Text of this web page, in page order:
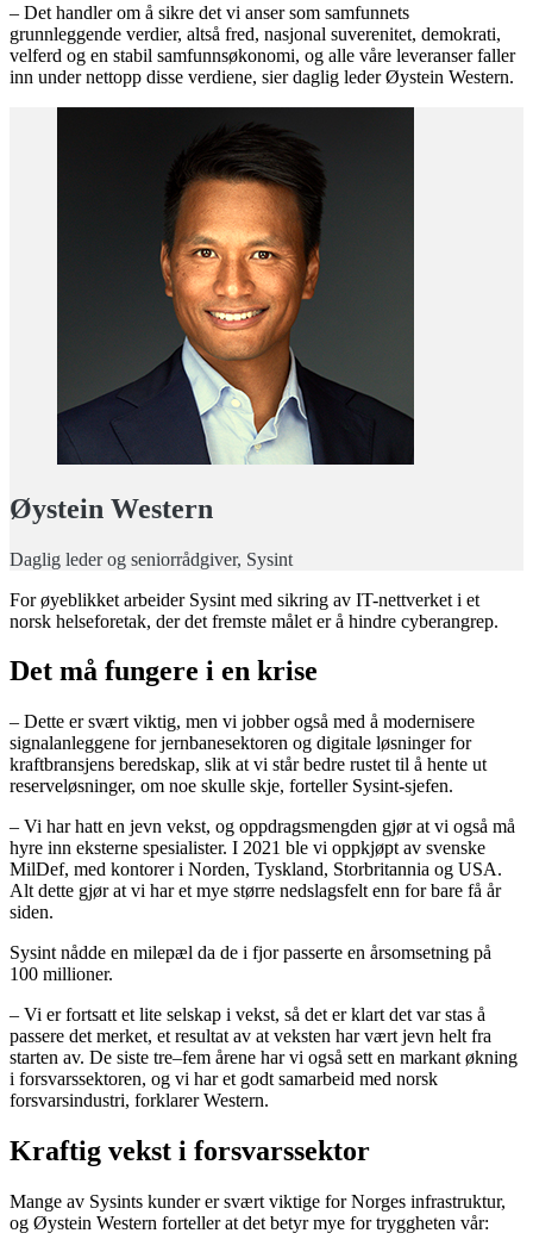
– Det handler om å sikre det vi anser som samfunnets
grunnleggende verdier, altså fred, nasjonal suverenitet, demokrati,
velferd og en stabil samfunnsøkonomi, og alle våre leveranser faller
inn under nettopp disse verdiene, sier daglig leder Øystein Western.
Øystein Western
Daglig leder og seniorrådgiver, Sysint
For øyeblikket arbeider Sysint med sikring av IT-nettverket i et
norsk helseforetak, der det fremste målet er å hindre cyberangrep.
Det må fungere i en krise
– Dette er svært viktig, men vi jobber også med å modernisere
signalanleggene for jernbanesektoren og digitale løsninger for
kraftbransjens beredskap, slik at vi står bedre rustet til å hente ut
reserveløsninger, om noe skulle skje, forteller Sysint-sjefen.
– Vi har hatt en jevn vekst, og oppdragsmengden gjør at vi også må
hyre inn eksterne spesialister. I 2021 ble vi oppkjøpt av svenske
MilDef, med kontorer i Norden, Tyskland, Storbritannia og USA.
Alt dette gjør at vi har et mye større nedslagsfelt enn for bare få år
siden.
Sysint nådde en milepæl da de i fjor passerte en årsomsetning på
100 millioner.
– Vi er fortsatt et lite selskap i vekst, så det er klart det var stas å
passere det merket, et resultat av at veksten har vært jevn helt fra
starten av. De siste tre–fem årene har vi også sett en markant økning
i forsvarssektoren, og vi har et godt samarbeid med norsk
forsvarsindustri, forklarer Western.
Kraftig vekst i forsvarssektor
Mange av Sysints kunder er svært viktige for Norges infrastruktur,
og Øystein Western forteller at det betyr mye for tryggheten vår: